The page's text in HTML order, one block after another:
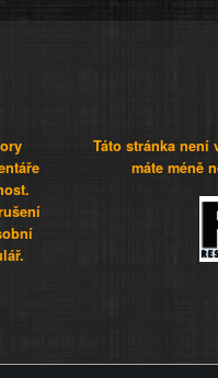
Táto stránka není
máte méně